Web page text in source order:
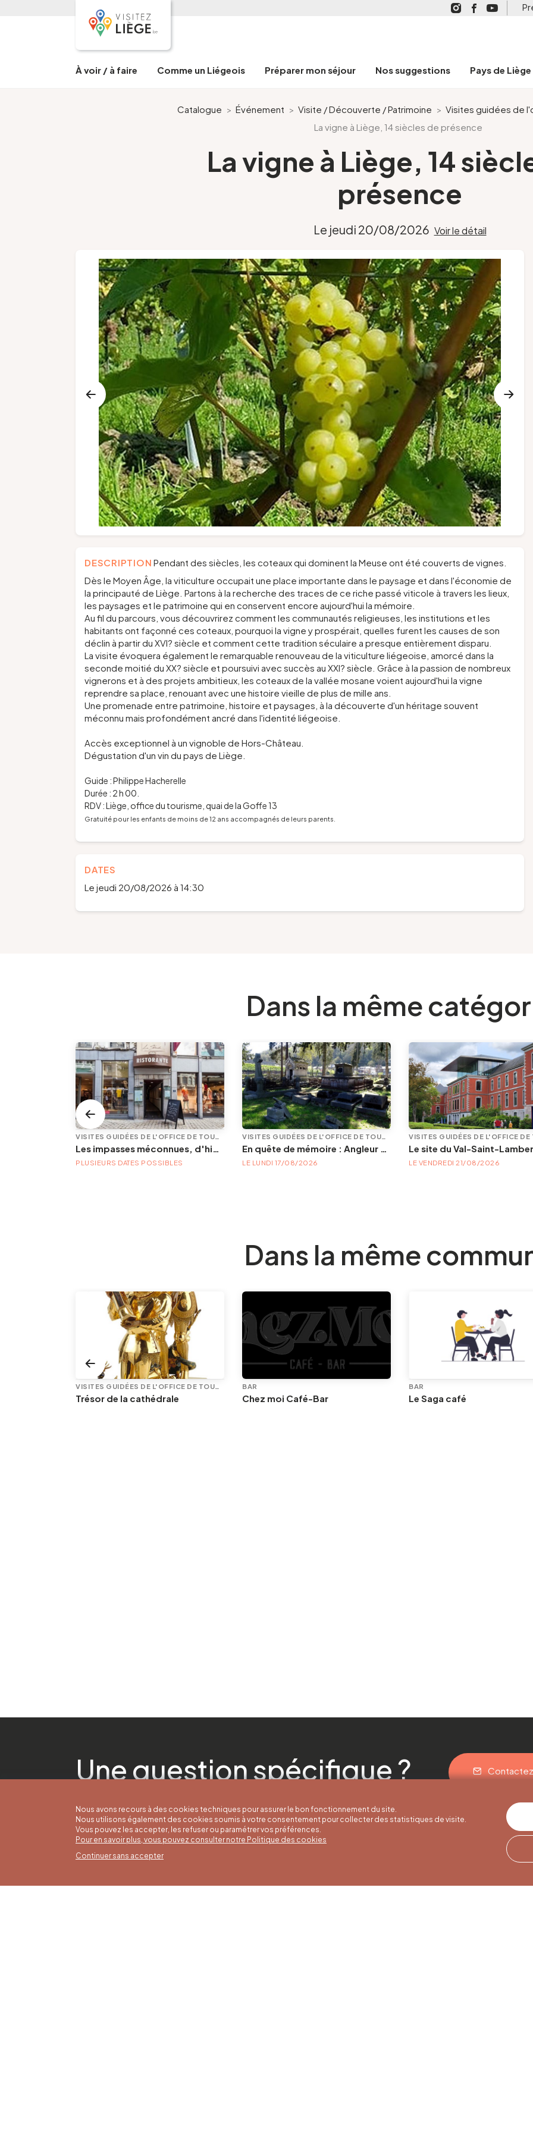
À voir / à faire Comme un Liégeois Préparer mon séjour Nos suggestions Pays de Liège
Catalogue > Événement > Visite / Découverte / Patrimoine > Visites guidées de
La vigne à Liège, 14 siècles de présence
La vigne à Liège, 14
présence
Le jeudi 20/08/2026 Voir le détail
DESCRIPTION Pendant des siècles, les coteaux qui dominent la Meuse ont été couverts de vignes.
Dès le Moyen Âge, la viticulture occupait une place importante dans le paysage et dans l'économie de
la principauté de Liège. Partons à la recherche des traces de ce riche passé viticole à travers les lieux,
les paysages et le patrimoine qui en conservent encore aujourd'hui la mémoire.
Au fil du parcours, vous découvrirez comment les communautés religieuses, les institutions et les
habitants ont façonné ces coteaux, pourquoi la vigne y prospérait, quelles furent les causes de son
déclin à partir du XVI? siècle et comment cette tradition séculaire a presque entièrement disparu.
La visite évoquera également le remarquable renouveau de la viticulture liégeoise, amorcé dans la
seconde moitié du XX? siècle et poursuivi avec succès au XXI? siècle. Grâce à la passion de nombreux
vignerons et à des projets ambitieux, les coteaux de la vallée mosane voient aujourd'hui la vigne
reprendre sa place, renouant avec une histoire vieille de plus de mille ans.
Une promenade entre patrimoine, histoire et paysages, à la découverte d'un héritage souvent
méconnu mais profondément ancré dans l'identité liégeoise.
Accès exceptionnel à un vignoble de Hors-Château.
Dégustation d'un vin du pays de Liège.
Guide : Philippe Hacherelle
Durée : 2 h 00.
RDV : Liège, office du tourisme, quai de la Goffe 13
Gratuité pour les enfants de moins de 12 ans accompagnés de leurs parents.
DATES
Le jeudi 20/08/2026 à 14:30
Dans la même
VISITES GUIDÉES DE L'OFFICE DE TOURISME
Les impasses méconnues, d'hier et d'aujourd'hui
PLUSIEURS DATES POSSIBLES
VISITES GUIDÉES DE L'OFFICE DE TOURISME
En quête de mémoire : Angleur et son petit cimetière de la Diguette, promenade certes mortelle, mais bien vivante
LE LUNDI 17/08/2026
Le site du Val-Saint-
LE VENDREDI 21/08/2026
Dans la même
VISITES GUIDÉES DE L'OFFICE DE TOURISME
Trésor de la cathédrale
BAR
Chez moi Café-Bar
BAR
Le Saga café
Une question spécifique ?
Nous avons recours à des cookies techniques pour assurer le bon fonctionnement du site.
Nous utilisons également des cookies soumis à votre consentement pour collecter des statistiques de visite.
Vous pouvez les accepter, les refuser ou paramétrer vos préférences.
Pour en savoir plus, vous pouvez consulter notre Politique des cookies
Continuer sans accepter